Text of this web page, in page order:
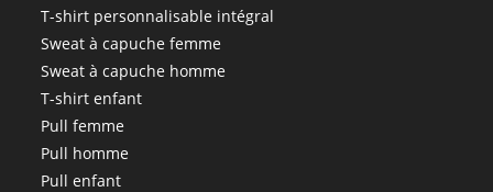
T-shirt personnalisable intégral
Sweat à capuche femme
Sweat à capuche homme
T-shirt enfant
Pull femme
Pull homme
Pull enfant